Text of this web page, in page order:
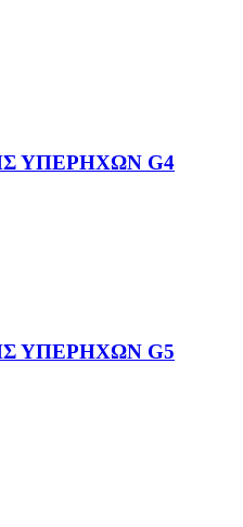
ΥΠΕΡΗΧΩΝ G4
ΥΠΕΡΗΧΩΝ G5